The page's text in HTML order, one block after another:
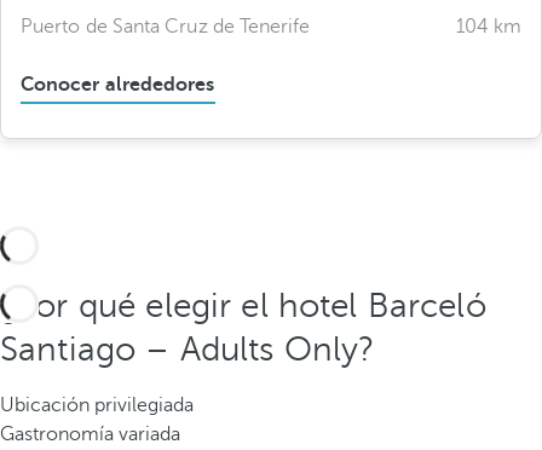
Puerto de Santa Cruz de Tenerife
104 km
Conocer alrededores
¿Por qué elegir el hotel Barceló
Santiago – Adults Only?
Ubicación privilegiada
Gastronomía variada